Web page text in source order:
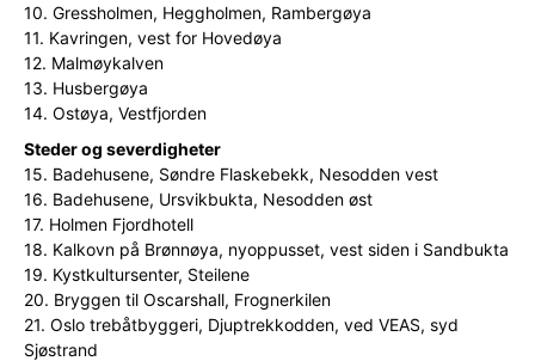
10. Gressholmen, Heggholmen, Rambergøya
11. Kavringen, vest for Hovedøya
12. Malmøykalven
13. Husbergøya
14. Ostøya, Vestfjorden
Steder og severdigheter
15. Badehusene, Søndre Flaskebekk, Nesodden vest
16. Badehusene, Ursvikbukta, Nesodden øst
17. Holmen Fjordhotell
18. Kalkovn på Brønnøya, nyoppusset, vest siden i Sandbukta
19. Kystkultursenter, Steilene
20. Bryggen til Oscarshall, Frognerkilen
21. Oslo trebåtbyggeri, Djuptrekkodden, ved VEAS, syd
Sjøstrand